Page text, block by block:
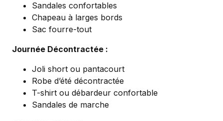
Sandales confortables
Chapeau à larges bords
Sac fourre-tout
Journée Décontractée :
Joli short ou pantacourt
Robe d’été décontractée
T-shirt ou débardeur confortable
Sandales de marche